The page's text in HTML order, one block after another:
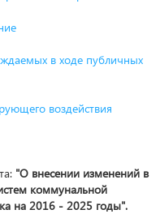
в ходе публичных
воздействия
"О внесении изменений в
коммунальной
на 2016 - 2025 годы".